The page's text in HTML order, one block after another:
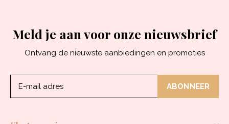
Meld je aan voor onze nieuwsbrief
Ontvang de nieuwste aanbiedingen en promoties
ABONNEER